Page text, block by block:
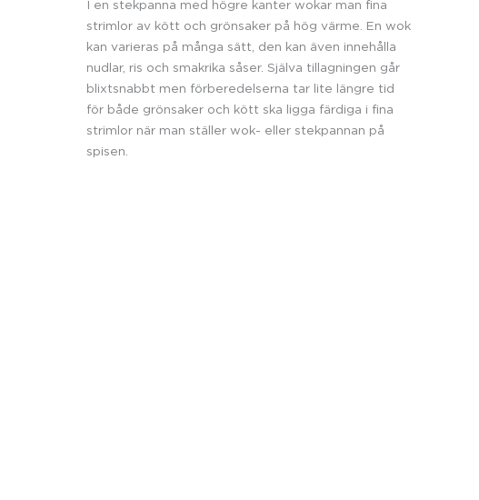
I en stekpanna med högre kanter wokar man fina
strimlor av kött och grönsaker på hög värme. En wok
kan varieras på många sätt, den kan även innehålla
nudlar, ris och smakrika såser. Själva tillagningen går
blixtsnabbt men förberedelserna tar lite längre tid
för både grönsaker och kött ska ligga färdiga i fina
strimlor när man ställer wok- eller stekpannan på
spisen.